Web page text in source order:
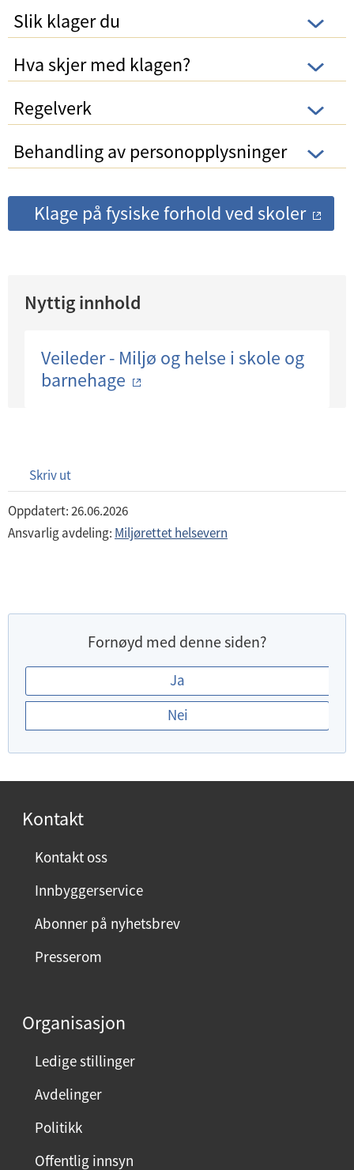
Slik klager du
Hva skjer med klagen?
Regelverk
Behandling av personopplysninger
Klage på fysiske forhold ved skoler
Nyttig innhold
Veileder - Miljø og helse i skole og
barnehage
Skriv ut
Oppdatert: 26.06.2026
Ansvarlig avdeling: Miljørettet helsevern
Fornøyd med denne siden?
E
r
o
r
n
m
n
Ja
Nei
Kontakt
Kontakt oss
Innbyggerservice
Abonner på nyhetsbrev
Presserom
Organisasjon
Ledige stillinger
Avdelinger
Politikk
Offentlig innsyn